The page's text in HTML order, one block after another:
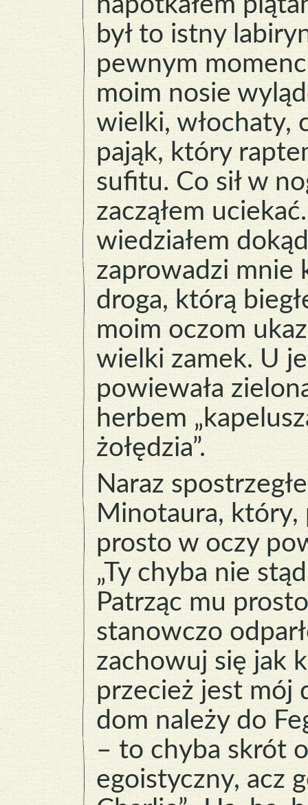
był to istny
pewnym
moim nosie
wielki, włochaty,
pająk, który
sufitu. Co sił w
zacząłem
wiedziałem dokąd
zaprowadzi mnie
droga, którą
moim oczom
wielki zamek. U
powiewała
herbem
żołędzia”.
Naraz
Minotaura, który,
prosto w oczy
„Ty chyba nie
Patrząc mu
stanowczo
zachowuj się jak
przecież jest mój
dom należy do
– to chyba skrót
egoistyczny, acz